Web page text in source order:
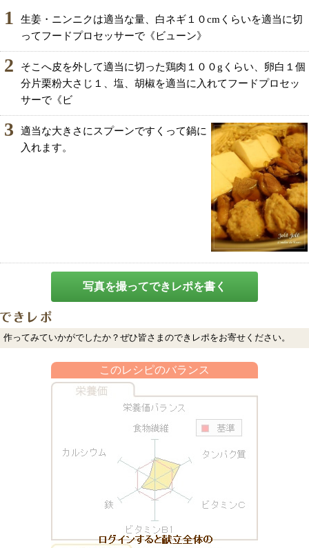
1
生姜・ニンニクは適当な量、白ネギ１０cmくらいを適当に切
ってフードプロセッサーで《ビューン》
2
そこへ皮を外して適当に切った鶏肉１００gくらい、卵白１個
分片栗粉大さじ１、塩、胡椒を適当に入れてフードプロセッ
サーで《ビ
3
適当な大きさにスプーンですくって鍋に
入れます。
写真を撮ってできレポを書く
作ってみていかがでしたか？ぜひ皆さまのできレポをお寄せください。
このレシピのバランス